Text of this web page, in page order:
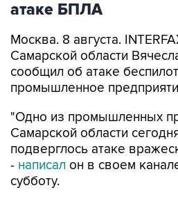
атаке БПЛА
Москва. 8 августа.
Самарской области
сообщил об атаке
промышленное
"Одно из промышленных
Самарской области
подверглось атаке
- написал он в своем
субботу.